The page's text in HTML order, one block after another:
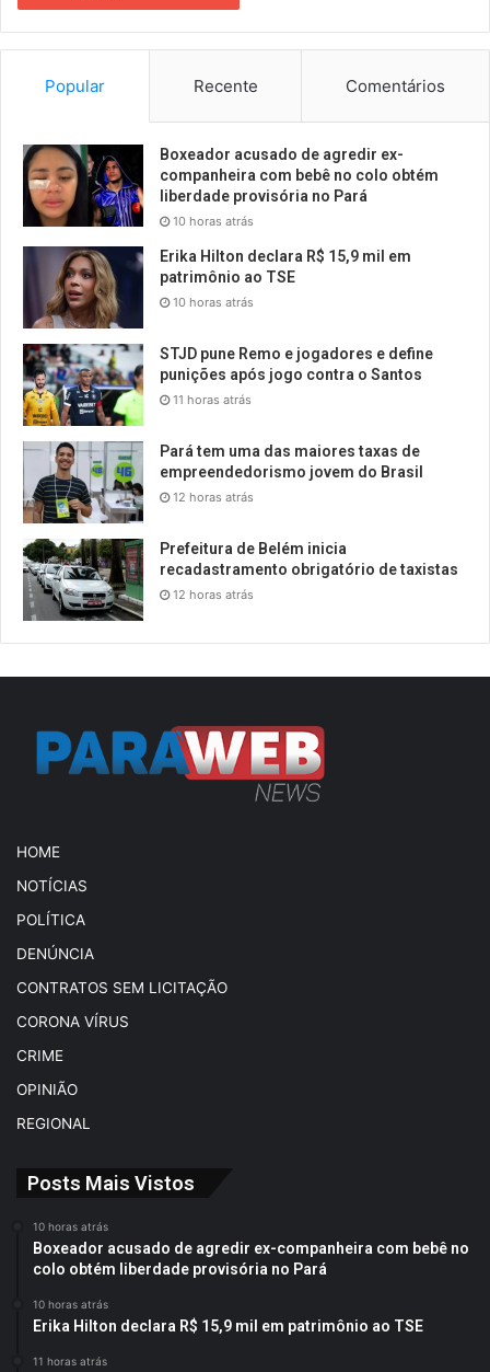
Popular Recente Comentários
Boxeador acusado de agredir ex-
companheira com bebê no colo obtém
liberdade provisória no Pará
10 horas atrás
Erika Hilton declara R$ 15,9 mil em
patrimônio ao TSE
10 horas atrás
STJD pune Remo e jogadores e define
punições após jogo contra o Santos
11 horas atrás
Pará tem uma das maiores taxas de
empreendedorismo jovem do Brasil
12 horas atrás
Prefeitura de Belém inicia
recadastramento obrigatório de taxistas
12 horas atrás
HOME
NOTÍCIAS
POLÍTICA
DENÚNCIA
CONTRATOS SEM LICITAÇÃO
CORONA VÍRUS
CRIME
OPINIÃO
REGIONAL
Posts Mais Vistos
10 horas atrás
Boxeador acusado de agredir ex-companheira com bebê no
colo obtém liberdade provisória no Pará
10 horas atrás
Erika Hilton declara R$ 15,9 mil em patrimônio ao TSE
11 horas atrás